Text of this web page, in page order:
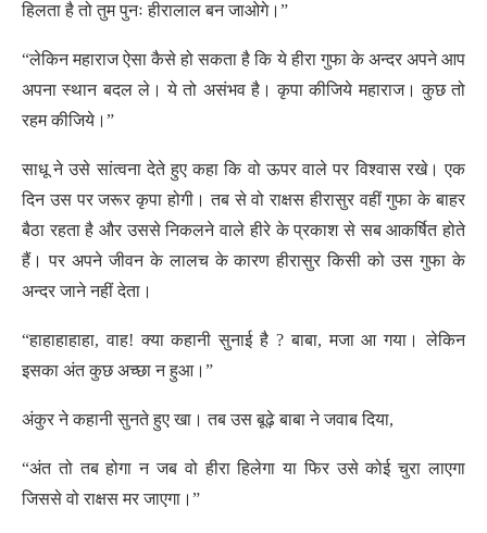
हिलता है तो तुम पुनः हीरालाल बन जाओगे।”
“लेकिन महाराज ऐसा कैसे हो सकता है कि ये हीरा गुफा के अन्दर अपने आप
अपना स्थान बदल ले। ये तो असंभव है। कृपा कीजिये महाराज। कुछ तो
रहम कीजिये।”
साधू ने उसे सांत्वना देते हुए कहा कि वो ऊपर वाले पर विश्वास रखे। एक
दिन उस पर जरूर कृपा होगी। तब से वो राक्षस हीरासुर वहीं गुफा के बाहर
बैठा रहता है और उससे निकलने वाले हीरे के प्रकाश से सब आकर्षित होते
हैं। पर अपने जीवन के लालच के कारण हीरासुर किसी को उस गुफा के
अन्दर जाने नहीं देता।
“हाहाहाहाहा, वाह! क्या कहानी सुनाई है ? बाबा, मजा आ गया। लेकिन
इसका अंत कुछ अच्छा न हुआ।”
अंकुर ने कहानी सुनते हुए खा। तब उस बूढ़े बाबा ने जवाब दिया,
“अंत तो तब होगा न जब वो हीरा हिलेगा या फिर उसे कोई चुरा लाएगा
जिससे वो राक्षस मर जाएगा।”